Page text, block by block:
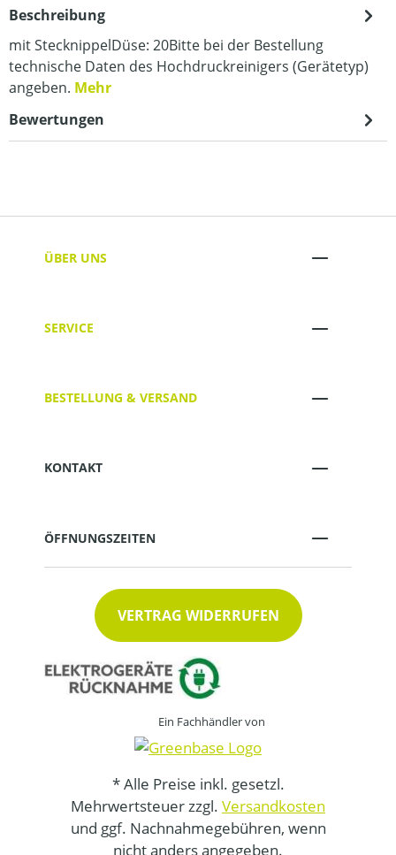
Beschreibung
mit StecknippelDüse: 20Bitte bei der Bestellung
technische Daten des Hochdruckreinigers (Gerätetyp)
angeben. Mehr
Bewertungen
ÜBER UNS
SERVICE
BESTELLUNG & VERSAND
KONTAKT
ÖFFNUNGSZEITEN
VERTRAG WIDERRUFEN
Ein Fachhändler von
* Alle Preise inkl. gesetzl.
Mehrwertsteuer zzgl. Versandkosten
und ggf. Nachnahmegebühren, wenn
nicht anders angegeben.